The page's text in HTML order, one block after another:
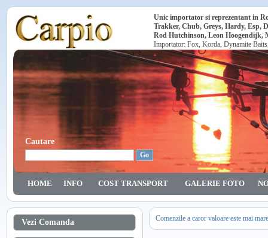
Unic importator si reprezentant in
Trakker, Chub, Greys, Hardy, Esp,
Rod Hutchinson, Leon Hoogendijk,
Importator: Fox, Korda, Dynamite
Cautare
HOME INFO COST TRANSPORT GALERIE FOTO
Vezi Comanda Comenzile a caror valoare este mai